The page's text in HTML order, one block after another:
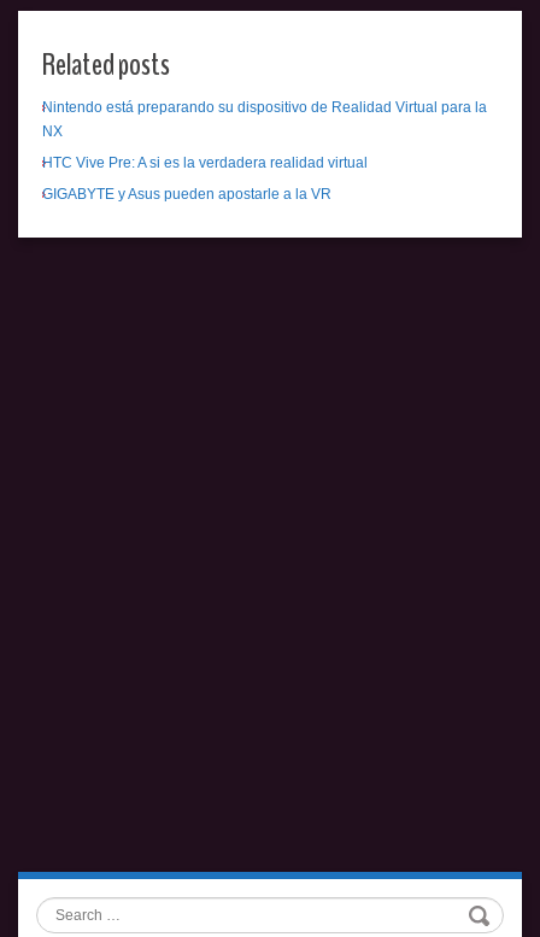
Related posts
Nintendo está preparando su dispositivo de Realidad Virtual para la
NX
HTC Vive Pre: A si es la verdadera realidad virtual
GIGABYTE y Asus pueden apostarle a la VR
Search